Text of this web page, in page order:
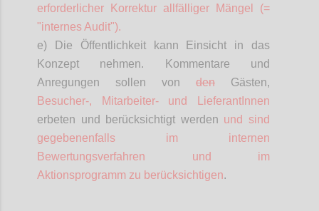
erforderlicher Korrektur allfälliger Mängel (=
"internes Audit").
e) Die Öffentlichkeit kann Einsicht in das
Konzept nehmen. Kommentare und
Anregungen sollen von den Gästen,
Besucher-,
Mitarbeiter- und
LieferantInnen
erbeten und berücksichtigt werden und sind
gegebenenfalls im internen
Bewertungsverfahren und im
Aktionsprogramm zu berücksichtigen.